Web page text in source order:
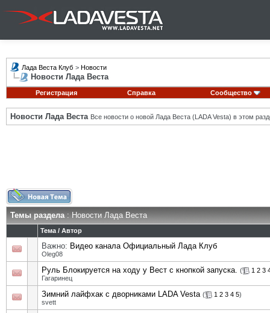
Лада Веста Клуб > Новости
Новости Лада Веста
Регистрация Справка Сообщество
Новости Лада Веста Все новости о новой Лада Веста (LADA Vesta) в этом
Темы раздела: Новости Лада Веста
Тема / Автор
Важно: Видео канала Официальный Лада Клуб
Oleg08
Руль Блокируется на ходу у Вест с кнопкой запуска. ( 1 2 3
Гагаринец
Зимний лайфхак с дворниками LADA Vesta ( 1 2 3 4 5)
svett